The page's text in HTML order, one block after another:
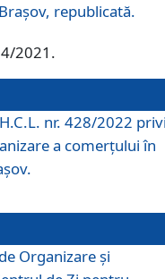
republicată.
2021.
nr. 428/2022
a comerțului în
Organizare și